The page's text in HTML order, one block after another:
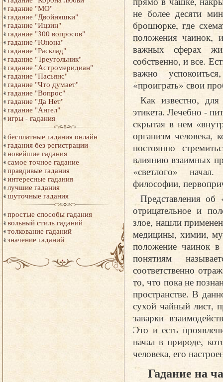
гадание "МО"
гадание "Двойняшки"
гадание "Ицзин"
гадание "300 вопросов"
гадание "Юнона"
гадание "Расклад"
гадание "Треугольник"
гадание "Астромеридиан"
гадание "Пасьянс"
гадание "Что думает"
гадание "Вопрос"
гадание "Да Нет"
гадание "Ангел"
игры - гадания
бесплатные гадания онлайн
гадания без регистрации
новейшие гадания
самое точное гадание
правдивые гадания
интересные гадания
лучшие гадания
шуточные гадания
простые способы гадания
вольный стиль гаданий
толкование гаданий
значение гаданий
не более десяти
брошюрке, где
положения чаинок,
важных сферах
собственно, и все.
важно
«проиграть» свои
Как известно,
этикета. Лечебно -
скрытая в нем
организм человека,
постоянно
влиянию взаимных
«светлого»
философии,
Представления
отрицательное и
злое, нашли
медицины, химии,
положение чаинок
понятиям
соответственно
то, что пока не
пространстве. В
сухой чайный лист,
заварки
Это и есть
начал в природе,
человека, его
Гадание на